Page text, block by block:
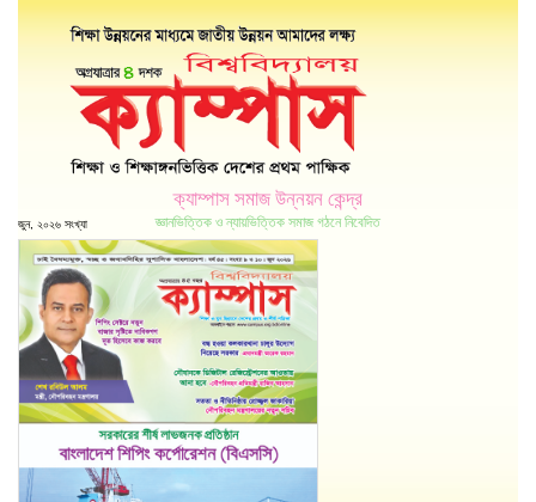
ক্যাম্পাস সমাজ উন্নয়ন কেন্দ্র
জ্ঞানভিত্তিক ও ন্যায়ভিত্তিক সমাজ গঠনে নিবেদিত
জুন, ২০২৬ সংখ্যা